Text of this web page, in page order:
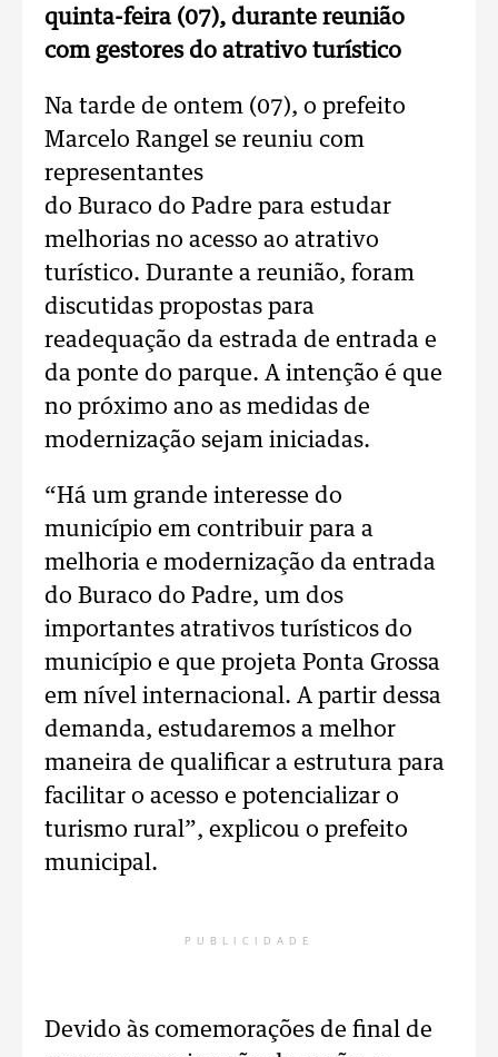
quinta-feira (07), durante reunião
com gestores do atrativo turístico
Na tarde de ontem (07), o prefeito
Marcelo Rangel se reuniu com
representantes
do Buraco do Padre para estudar
melhorias no acesso ao atrativo
turístico. Durante a reunião, foram
discutidas propostas para
readequação da estrada de entrada e
da ponte do parque. A intenção é que
no próximo ano as medidas de
modernização sejam iniciadas.
“Há um grande interesse do
município em contribuir para a
melhoria e modernização da entrada
do Buraco do Padre, um dos
importantes atrativos turísticos do
município e que projeta Ponta Grossa
em nível internacional. A partir dessa
demanda, estudaremos a melhor
maneira de qualificar a estrutura para
facilitar o acesso e potencializar o
turismo rural”, explicou o prefeito
municipal.
PUBLICIDADE
Devido às comemorações de final de